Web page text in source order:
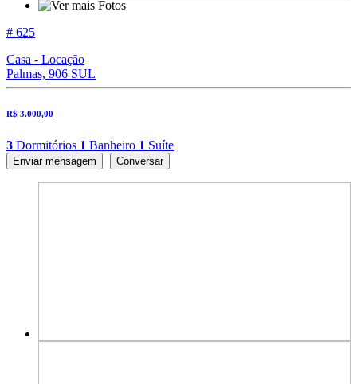
# 625
Casa - Locação
Palmas, 906 SUL
R$ 3.000,00
3 Dormitórios 1 Banheiro 1 Suíte
Enviar mensagem Conversar